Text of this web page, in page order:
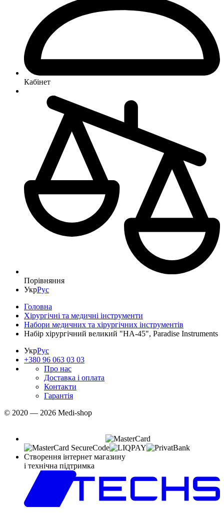
Кабінет
Порівняння
УкрРус
Головна
Хірургічні та медичні інструменти
Набори медичних та хірургічних інструментів
Набір хірургічний великий "НА-45", Paradise Instruments
УкрРус
+380 96 063 03 03
Про нас
Доставка і оплата
Контакти
Гарантія
© 2020 — 2026 Medi-shop
Створення інтернет магазину
і технічна підтримка